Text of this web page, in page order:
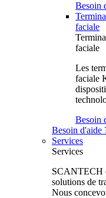
Besoin
faciale
faciale
Les
faciale
Besoin
Besoin d'aide
Services
Services
SCANTECH
solutions de
Nous